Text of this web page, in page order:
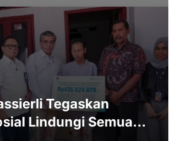
Tegaskan
Lindungi Semua